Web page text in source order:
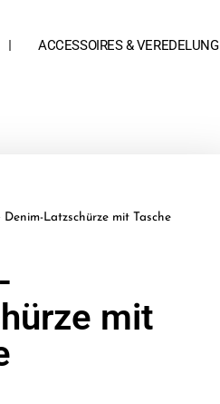
ACCESSOIRES & VEREDELUNG
Denim-Latzschürze mit Tasche
mit